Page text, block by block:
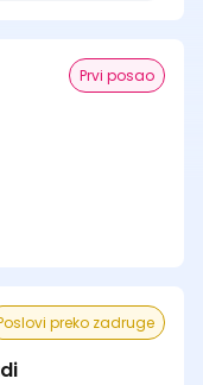
Prvi posao
preko zadruge